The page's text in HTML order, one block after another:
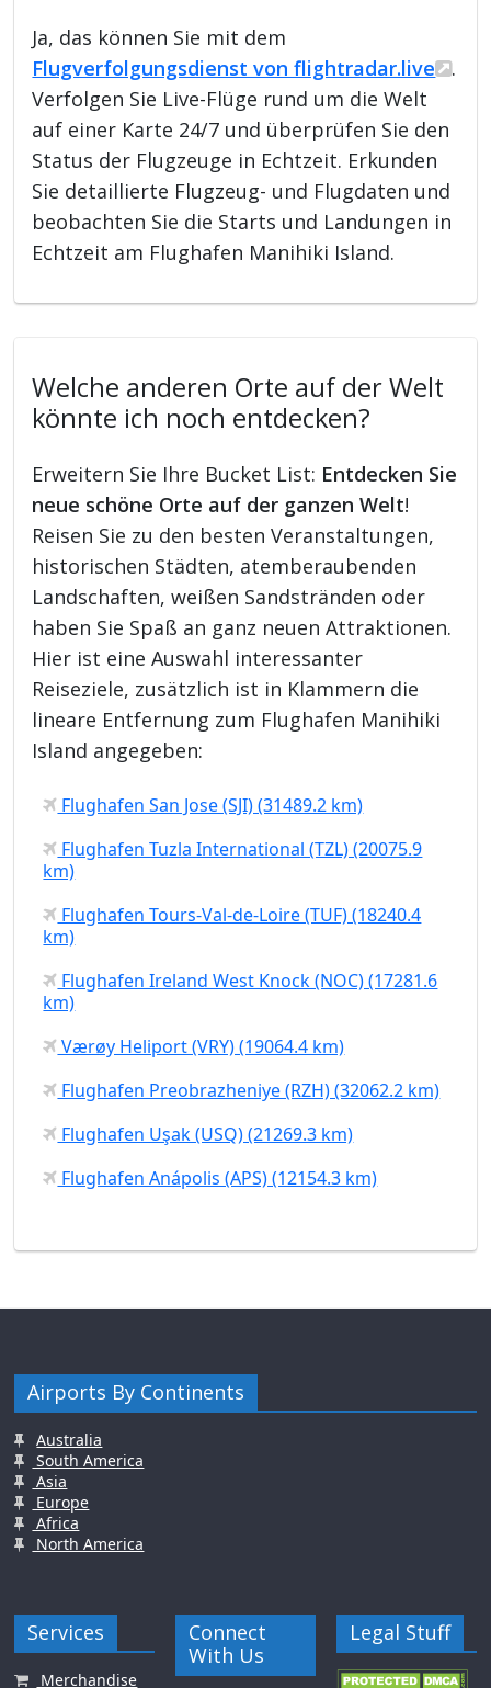
Ja, das können Sie mit dem
Flugverfolgungsdienst von flightradar.live
.
Verfolgen Sie Live-Flüge rund um die Welt
auf einer Karte 24/7 und überprüfen Sie den
Status der Flugzeuge in Echtzeit. Erkunden
Sie detaillierte Flugzeug- und Flugdaten und
beobachten Sie die Starts und Landungen in
Echtzeit am Flughafen Manihiki Island.
Welche anderen Orte auf der Welt
könnte ich noch entdecken?
Erweitern Sie Ihre Bucket List: Entdecken Sie
neue schöne Orte auf der ganzen Welt!
Reisen Sie zu den besten Veranstaltungen,
historischen Städten, atemberaubenden
Landschaften, weißen Sandstränden oder
haben Sie Spaß an ganz neuen Attraktionen.
Hier ist eine Auswahl interessanter
Reiseziele, zusätzlich ist in Klammern die
lineare Entfernung zum Flughafen Manihiki
Island angegeben:
Flughafen San Jose (SJI) (31489.2 km)
Flughafen Tuzla International (TZL) (20075.9
km)
Flughafen Tours-Val-de-Loire (TUF) (18240.4
km)
Flughafen Ireland West Knock (NOC) (17281.6
km)
Værøy Heliport (VRY) (19064.4 km)
Flughafen Preobrazheniye (RZH) (32062.2 km)
Flughafen Uşak (USQ) (21269.3 km)
Flughafen Anápolis (APS) (12154.3 km)
Airports By Continents
Australia
South America
Asia
Europe
Africa
North America
Services
Merchandise
Connect
With Us
Legal Stuff